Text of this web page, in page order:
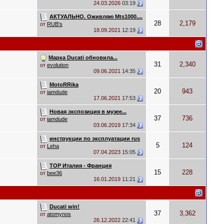
24.03.2026 03:19
АКТУАЛЬНО. Оживляю Мts1000....
от RUB's
18.09.2021 12:19
28 2,179
Марка Ducati обновила...
от evolution
09.06.2021 14:35
31 2,340
MotoRRika
от iamdude
17.06.2021 17:53
20 943
Новая экспозиция в музее...
от iamdude
03.06.2019 17:34
37 736
инструкции по эксплуатации rus
от Leha
07.04.2023 15:05
5 124
ТОР Италия - Франция
от bee36
16.01.2019 11:21
15 228
Ducati win!
от atomynos
26.12.2022 22:41
37 3,362